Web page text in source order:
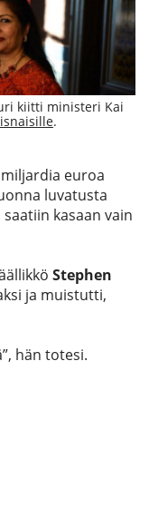
kiitti ministeri Kai
.
euroa
luvatusta
kasaan vain
Stephen
ja muistutti,
hän totesi.